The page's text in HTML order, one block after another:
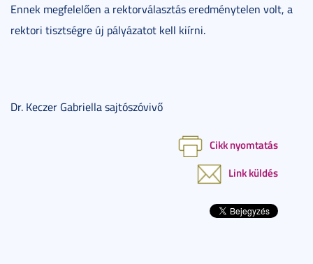
Ennek megfelelően a rektorválasztás eredménytelen volt, a
rektori tisztségre új pályázatot kell kiírni.
Dr. Keczer Gabriella sajtószóvivő
Cikk nyomtatás
Link küldés